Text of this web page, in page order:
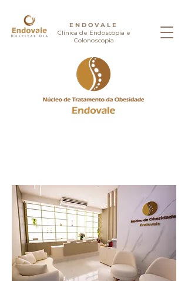
ENDOVALE
Clínica de Endoscopia e
Colonoscopia